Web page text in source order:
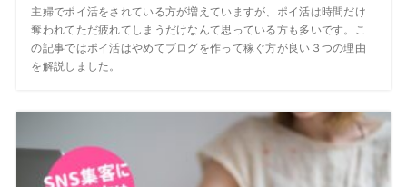
主婦でポイ活をされている方が増えていますが、ポイ活は時間だけ
奪われてただ疲れてしまうだけなんて思っている方も多いです。こ
の記事ではポイ活はやめてブログを作って稼ぐ方が良い３つの理由
を解説しました。